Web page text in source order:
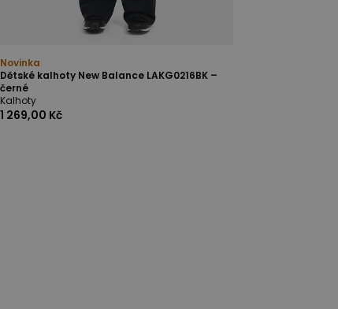
Novinka
Dětské kalhoty New Balance LAKG0216BK –
černé
Kalhoty
1 269,00 Kč